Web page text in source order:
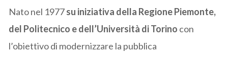
Nato nel 1977su iniziativa della Regione Piemonte,
del Politecnico e dell’Università di Torino con
l’obiettivo di modernizzare la pubblica